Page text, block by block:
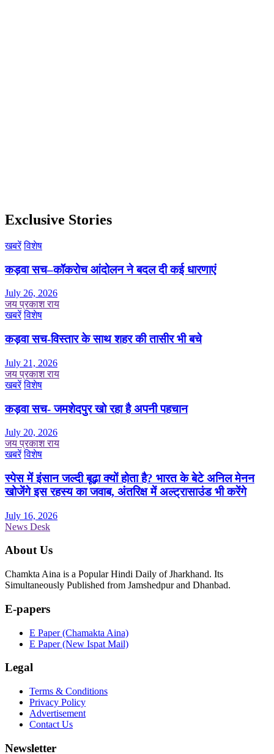
Exclusive Stories
खबरें विशेष
कड़वा सच–कॉकरोच आंदोलन ने बदल दी कई धारणाएं
July 26, 2026
जय प्रकाश राय
खबरें विशेष
कड़वा सच-विस्तार के साथ शहर की तासीर भी बचे
July 21, 2026
जय प्रकाश राय
खबरें विशेष
कड़वा सच- जमशेदपुर खो रहा है अपनी पहचान
July 20, 2026
जय प्रकाश राय
खबरें विशेष
स्पेस में इंसान जल्दी बूढ़ा क्यों होता है? भारत के बेटे अनिल मेनन
खोजेंगे इस रहस्य का जवाब, अंतरिक्ष में अल्ट्रासाउंड भी करेंगे
July 16, 2026
News Desk
About Us
Chamkta Aina is a Popular Hindi Daily of Jharkhand. Its
Simultaneously Published from Jamshedpur and Dhanbad.
E-papers
E Paper (Chamakta Aina)
E Paper (New Ispat Mail)
Legal
Terms & Conditions
Privacy Policy
Advertisement
Contact Us
Newsletter